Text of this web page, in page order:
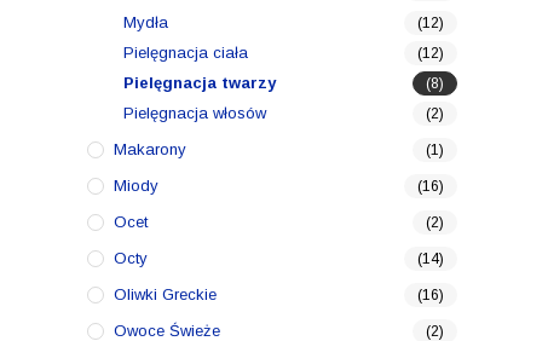
Mydła (12)
Pielęgnacja ciała (12)
Pielęgnacja twarzy (8)
Pielęgnacja włosów (2)
Makarony (1)
Miody (16)
Ocet (2)
Octy (14)
Oliwki Greckie (16)
Owoce Świeże (2)